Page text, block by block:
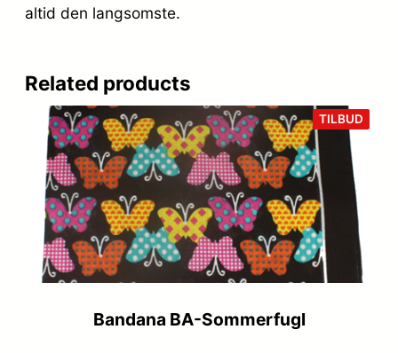
altid den langsomste.
Related products
TILBUD
PÅ
Bandana BA-Sommerfugl